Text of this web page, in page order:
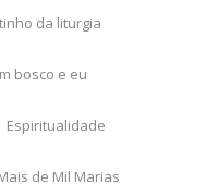
da liturgia
bosco e eu
Espiritualidade
de Mil Marias